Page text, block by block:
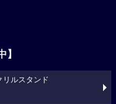
】
リルスタンド